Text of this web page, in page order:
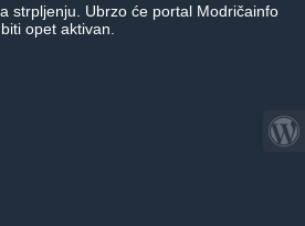
strpljenju. Ubrzo će portal Modričainfo
biti opet aktivan.